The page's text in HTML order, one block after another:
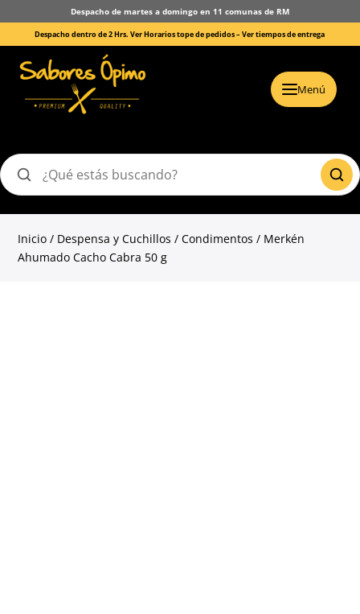
Despacho de martes a domingo en 11 comunas de RM
Despacho dentro de 2 Hrs. Ver Horarios tope de pedidos –Ver tiempos de entrega
Menú
Buscar
Inicio / Despensa y Cuchillos /Condimentos / Merkén
Ahumado Cacho Cabra 50 g